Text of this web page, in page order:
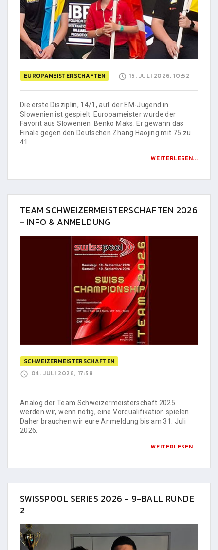
EUROPAMEISTERSCHAFTEN 15. JULI 2026, 10:52
Die erste Disziplin, 14/1, auf der EM-Jugend in
Slowenien ist gespielt. Europameister wurde der
Favorit aus Slowenien, Benko Maks. Er gewann das
Finale gegen den Deutschen Zhang Haojing mit 75 zu
41.
WEITERLESEN...
TEAM SCHWEIZERMEISTERSCHAFTEN 2026
- INFO & ANMELDUNG
SCHWEIZERMEISTERSCHAFTEN
04. JULI 2026, 17:58
Analog der Team Schweizermeisterschaft 2025
werden wir, wenn nötig, eine Vorqualifikation spielen.
Daher brauchen wir eure Anmeldung bis am 31. Juli
2026.
WEITERLESEN...
SWISSPOOL SERIES 2026 - 9-BALL RUNDE
2